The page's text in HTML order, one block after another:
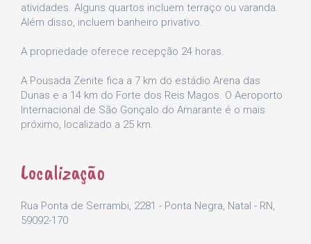
atividades. Alguns quartos incluem terraço ou varanda.
Além disso, incluem banheiro privativo.
A propriedade oferece recepção 24 horas.
A Pousada Zenite fica a 7 km do estádio Arena das
Dunas e a 14 km do Forte dos Reis Magos. O Aeroporto
Internacional de São Gonçalo do Amarante é o mais
próximo, localizado a 25 km.
Localização
Rua Ponta de Serrambi, 2281 - Ponta Negra, Natal - RN,
59092-170